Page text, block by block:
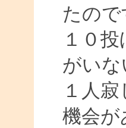
たので
１０
がいな
１人
機会